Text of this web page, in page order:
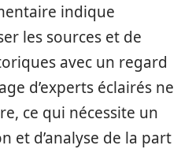
indique
les sources et de
avec un regard
d’experts éclairés ne
ce qui nécessite un
et d’analyse de la part